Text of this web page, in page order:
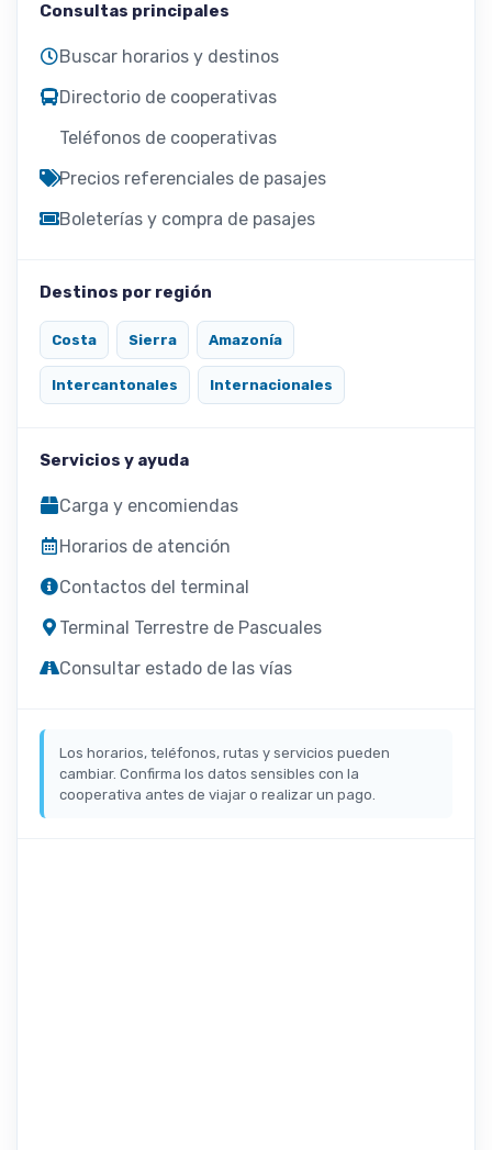
Consultas principales
Buscar horarios y destinos
Directorio de cooperativas
Teléfonos de cooperativas
Precios referenciales de pasajes
Boleterías y compra de pasajes
Destinos por región
Costa Sierra Amazonía
Intercantonales Internacionales
Servicios y ayuda
Carga y encomiendas
Horarios de atención
Contactos del terminal
Terminal Terrestre de Pascuales
Consultar estado de las vías
Los horarios, teléfonos, rutas y servicios pueden
cambiar. Confirma los datos sensibles con la
cooperativa antes de viajar o realizar un pago.